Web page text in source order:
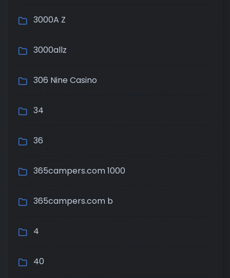
3000A Z
3000allz
306 Nine Casino
34
36
365campers.com 1000
365campers.com b
4
40